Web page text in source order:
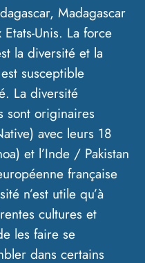
Madagascar
Unis. La force
la diversité et la
susceptible
La diversité
sont originaires
avec leurs 18
et l’Inde / Pakistan
française
n’est utile qu’à
cultures et
les faire se
dans certains